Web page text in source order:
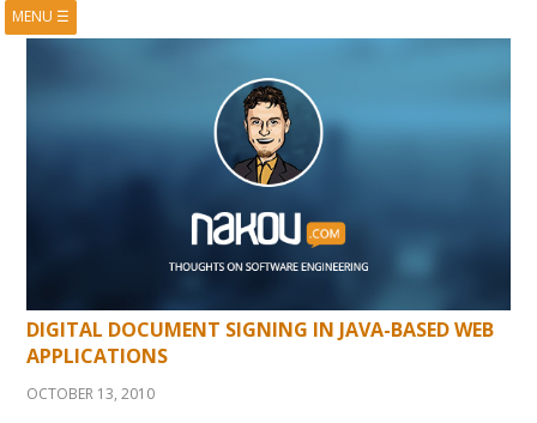
MENU ☰
DIGITAL DOCUMENT SIGNING IN JAVA-BASED WEB
APPLICATIONS
OCTOBER 13, 2010